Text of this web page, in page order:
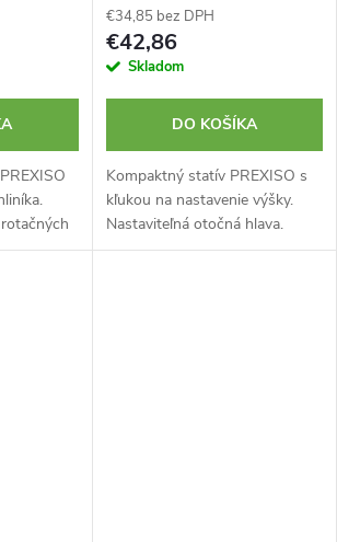
s
€34,85 bez DPH
€42,86
Skladom
DO KOŠÍKA
Kompaktný statív PREXISO s
kľukou na nastavenie výšky.
Nastaviteľná otočná hlava.
Vstavaná vodováha. Maximálna